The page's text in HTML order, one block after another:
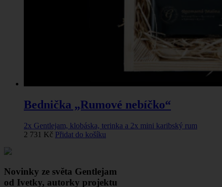
Bednička „Rumové nebíčko“
2x Gentlejam, klobáska, terinka a 2x mini karibský rum
2 731 Kč Přidat do košíku
Novinky ze světa Gentlejam
od Ivetky, autorky projektu